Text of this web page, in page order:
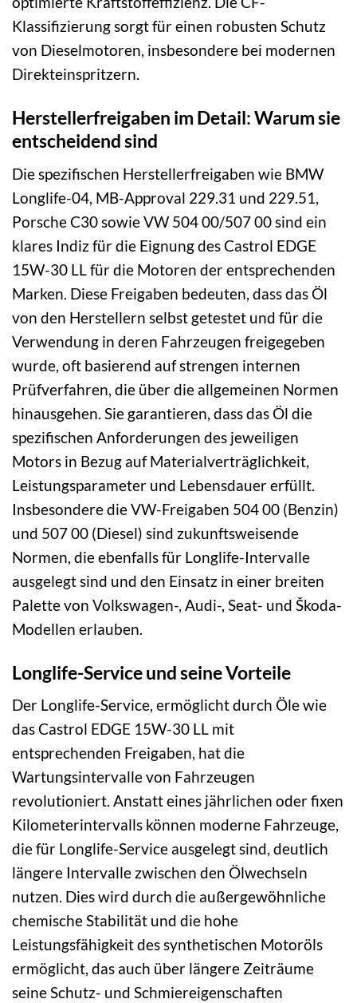
Klassifizierung sorgt für einen robusten Schutz
von Dieselmotoren, insbesondere bei modernen
Direkteinspritzern.
Herstellerfreigaben im Detail: Warum sie
entscheidend sind
Die spezifischen Herstellerfreigaben wie BMW
Longlife-04, MB-Approval 229.31 und 229.51,
Porsche C30 sowie VW 504 00/507 00 sind ein
klares Indiz für die Eignung des Castrol EDGE
15W-30 LL für die Motoren der entsprechenden
Marken. Diese Freigaben bedeuten, dass das Öl
von den Herstellern selbst getestet und für die
Verwendung in deren Fahrzeugen freigegeben
wurde, oft basierend auf strengen internen
Prüfverfahren, die über die allgemeinen Normen
hinausgehen. Sie garantieren, dass das Öl die
spezifischen Anforderungen des jeweiligen
Motors in Bezug auf Materialverträglichkeit,
Leistungsparameter und Lebensdauer erfüllt.
Insbesondere die VW-Freigaben 504 00 (Benzin)
und 507 00 (Diesel) sind zukunftsweisende
Normen, die ebenfalls für Longlife-Intervalle
ausgelegt sind und den Einsatz in einer breiten
Palette von Volkswagen-, Audi-, Seat- und Škoda-
Modellen erlauben.
Longlife-Service und seine Vorteile
Der Longlife-Service, ermöglicht durch Öle wie
das Castrol EDGE 15W-30 LL mit
entsprechenden Freigaben, hat die
Wartungsintervalle von Fahrzeugen
revolutioniert. Anstatt eines jährlichen oder fixen
Kilometerintervalls können moderne Fahrzeuge,
die für Longlife-Service ausgelegt sind, deutlich
längere Intervalle zwischen den Ölwechseln
nutzen. Dies wird durch die außergewöhnliche
chemische Stabilität und die hohe
Leistungsfähigkeit des synthetischen Motoröls
ermöglicht, das auch über längere Zeiträume
seine Schutz- und Schmiereigenschaften